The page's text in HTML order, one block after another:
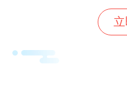
物、产业投资
入《财富》中国